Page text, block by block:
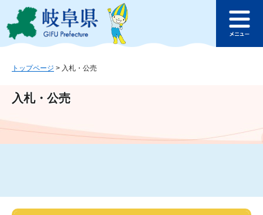
ジ
ュ
文
このページの本文へ
ュ
トップページ > 入札・公売
入札・公売